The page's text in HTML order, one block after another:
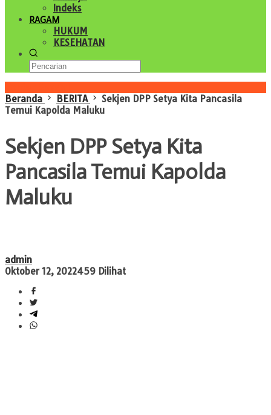
Indeks
RAGAM
HUKUM
KESEHATAN
Beranda
BERITA
Sekjen DPP Setya Kita Pancasila
Temui Kapolda Maluku
Sekjen DPP Setya Kita
Pancasila Temui Kapolda
Maluku
admin
Oktober 12, 2022459 Dilihat